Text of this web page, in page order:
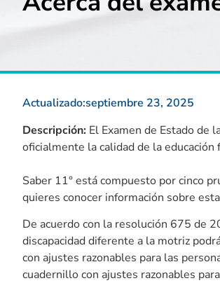
Actualizado:septiembre 23, 2025
Descripción: El Examen de Estado de
oficialmente la calidad de la
Saber 11° está compuesto por cinco
quieres conocer información sobre
De acuerdo con la resolución 675 de
discapacidad diferente a la motriz
con ajustes razonables para las
cuadernillo con ajustes razonables